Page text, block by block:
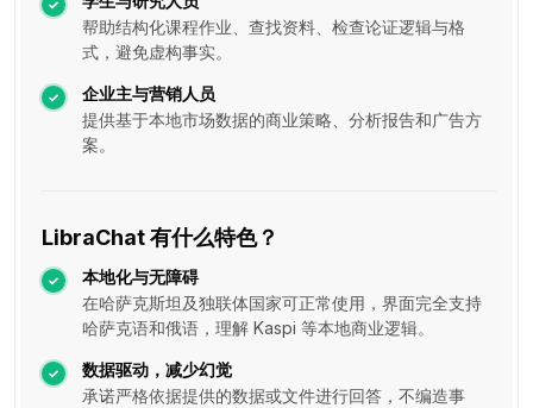
帮助结构化课程作业、查找资料、检查论证逻辑与格
式，避免虚构事实。
企业主与营销人员
提供基于本地市场数据的商业策略、分析报告和广告方
案。
LibraChat 有什么特色？
本地化与无障碍
在哈萨克斯坦及独联体国家可正常使用，界面完全支持
哈萨克语和俄语，理解 Kaspi 等本地商业逻辑。
数据驱动，减少幻觉
承诺严格依据提供的数据或文件进行回答，不编造事